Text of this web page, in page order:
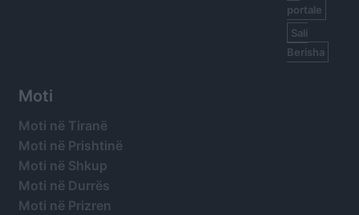
portale
Sali
Berisha
Moti
Moti në Tiranë
Moti në Prishtinë
Moti në Shkup
Moti në Durrës
Moti në Prizren